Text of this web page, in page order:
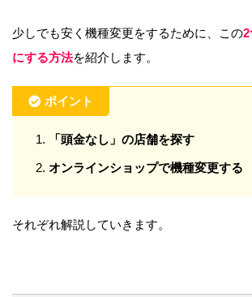
少しでも安く機種変更をするために、この2
にする方法を紹介します。
ポイント
「頭金なし」 の店舗を探す
オンラインショップで機種変更する
それぞれ解説していきます。